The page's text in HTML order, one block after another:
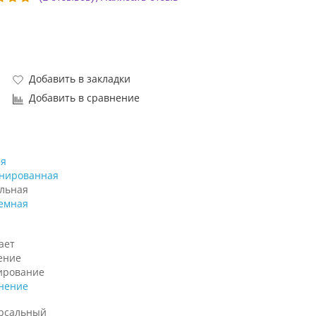
Добавить в закладки
Добавить в сравнение